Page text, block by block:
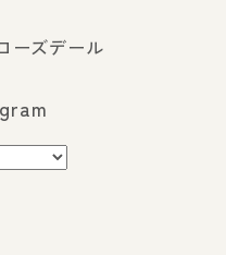
ーズデール